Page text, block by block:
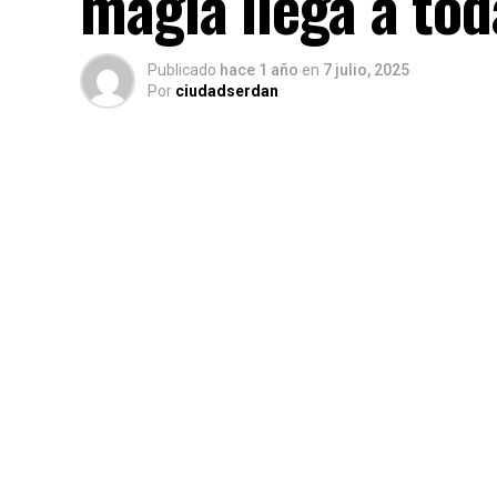
Publicado hace 1 año en 7 julio, 2025
Por ciudadserdan